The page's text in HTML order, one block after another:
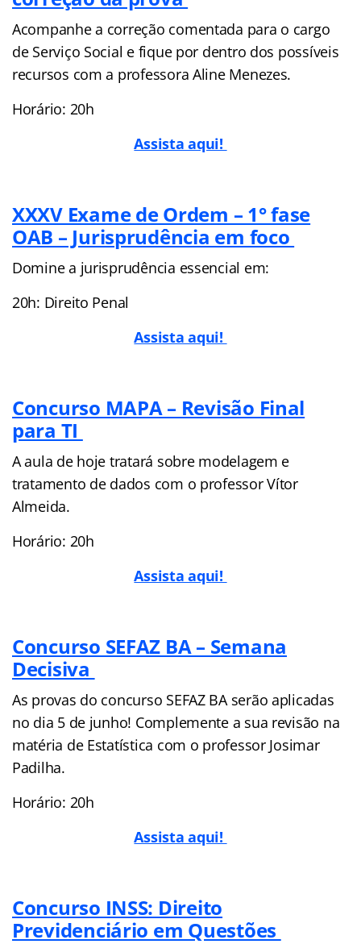
Acompanhe a correção comentada para o cargo
de Serviço Social e fique por dentro dos possíveis
recursos com a professora Aline Menezes.
Horário: 20h
Assista aqui!
XXXV Exame de Ordem – 1° fase
OAB – Jurisprudência em foco
Domine a jurisprudência essencial em:
20h: Direito Penal
Assista aqui!
Concurso MAPA – Revisão Final
para TI
A aula de hoje tratará sobre modelagem e
tratamento de dados com o professor Vítor
Almeida.
Horário: 20h
Assista aqui!
Concurso SEFAZ BA – Semana
Decisiva
As provas do concurso SEFAZ BA serão aplicadas
no dia 5 de junho! Complemente a sua revisão na
matéria de Estatística com o professor Josimar
Padilha.
Horário: 20h
Assista aqui!
Concurso INSS: Direito
Previdenciário em Questões